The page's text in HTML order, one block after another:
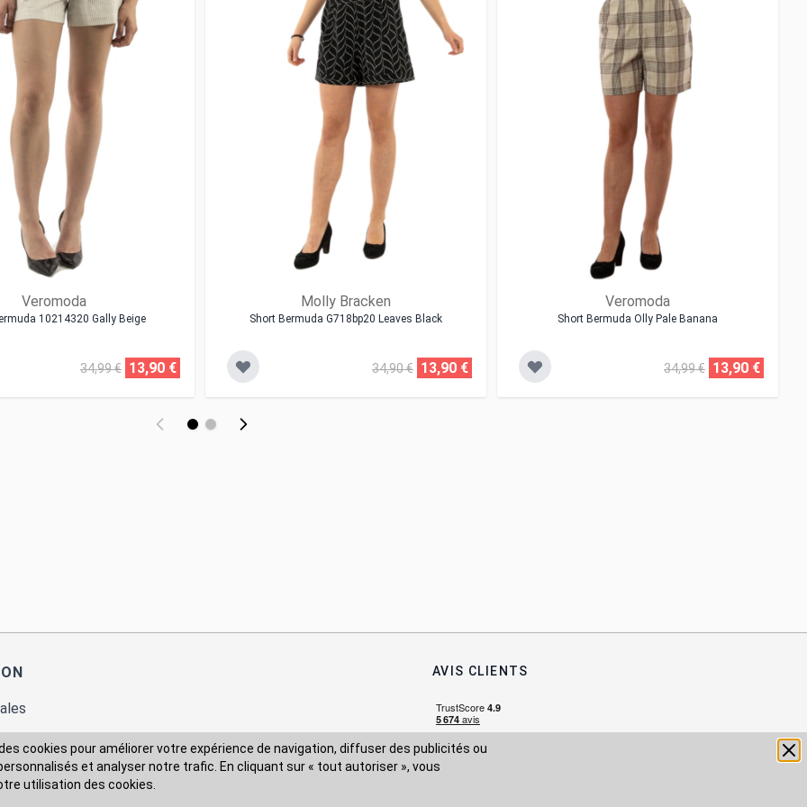
cookies pour améliorer votre expérience de navigation, diffuser des publicités ou
et analyser notre trafic. En cliquant sur « tout autoriser », vous
utilisation des cookies.
Veromoda
10214320 Gally Beige
34,99 € 13,90 €
Molly Bracken
Short Bermuda G718bp20 Leaves Black
34,90 € 13,90 €
Veromoda
Short Bermuda Olly Pale Banana
34,99 € 13,90 €
données
AVIS CLIENTS